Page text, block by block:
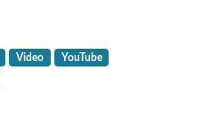
Video YouTube